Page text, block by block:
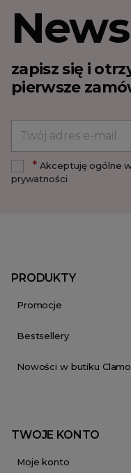
zapisz się i
pierwsze
*Akceptuję ogólne
prywatności
PRODUKTY
Promocje
Bestsellery
Nowości w butiku
TWOJE KONTO
Moje konto